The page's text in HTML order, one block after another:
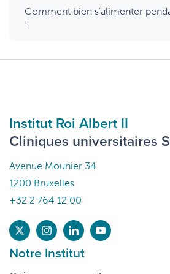
Comment bien s’alimenter
!
Institut Roi Albert II
Cliniques universitaires
Avenue Mounier 34
1200 Bruxelles
+32 2 764 12 00
Notre Institut